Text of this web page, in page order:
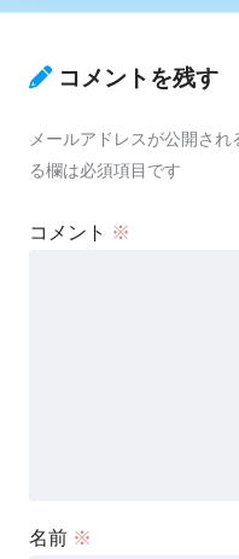
コメントを残す
メールアドレスが公開され
る欄は必須項目です
コメント ※
名前 ※